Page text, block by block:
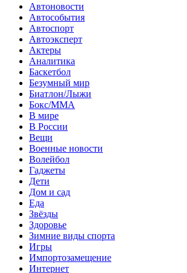
Автоновости
Автособытия
Автоспорт
Автоэксперт
Актеры
Аналитика
Баскетбол
Безумный мир
Биатлон/Лыжи
Бокс/MMA
В мире
В России
Вещи
Военные новости
Волейбол
Гаджеты
Дети
Дом и сад
Еда
Звёзды
Здоровье
Зимние виды спорта
Игры
Импортозамещение
Интернет